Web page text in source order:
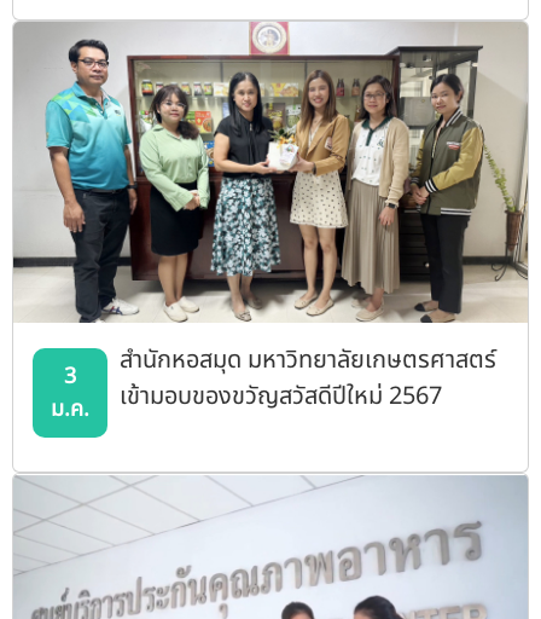
3
ม.ค.
สำนักหอสมุด มหาวิทยาลัยเกษตรศาสตร์
เข้ามอบของขวัญสวัสดีปีใหม่ 2567